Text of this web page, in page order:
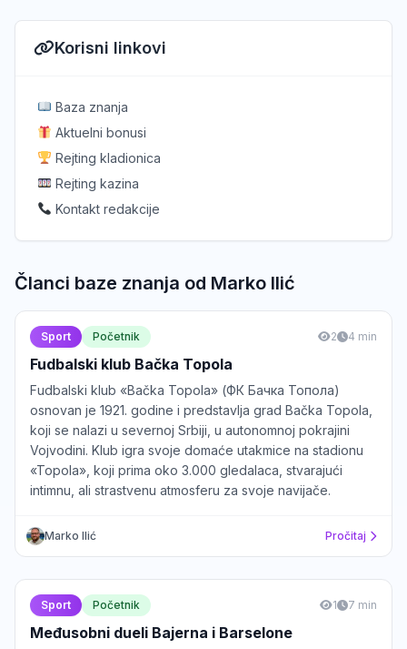
Korisni linkovi
Baza znanja
Aktuelni bonusi
Rejting kladionica
Rejting kazina
Kontakt redakcije
Članci baze znanja od Marko Ilić
Sport Početnik 2 4 min
Fudbalski klub Bačka Topola
Fudbalski klub «Bačka Topola» (ФК Бачка Топола)
osnovan je 1921. godine i predstavlja grad Bačka Topola,
koji se nalazi u severnoj Srbiji, u autonomnoj pokrajini
Vojvodini. Klub igra svoje domaće utakmice na stadionu
«Topola», koji prima oko 3.000 gledalaca, stvarajući
intimnu, ali strastvenu atmosferu za svoje navijače.
Marko Ilić Pročitaj
Sport Početnik 1 7 min
Međusobni dueli Bajerna i Barselone